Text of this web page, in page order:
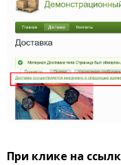
При клике на